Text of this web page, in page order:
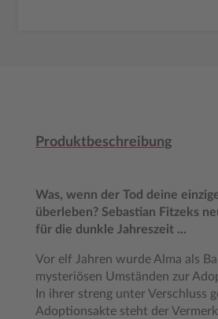
Produktbeschreibung
Was, wenn der Tod deine
überleben? Sebastian Fitzeks
für die dunkle Jahreszeit ...
Vor elf Jahren wurde Alma als
mysteriösen Umständen zur
In ihrer streng unter Verschluss
Adoptionsakte steht der